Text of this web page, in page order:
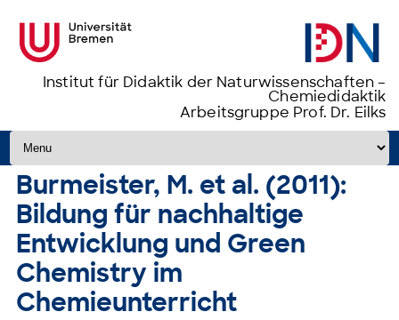
Institut für Didaktik der Naturwissenschaften –
Chemiedidaktik
Arbeitsgruppe Prof. Dr. Eilks
Zum Inhalt springen
Burmeister, M. et al. (2011):
Bildung für nachhaltige
Entwicklung und Green
Chemistry im
Chemieunterricht